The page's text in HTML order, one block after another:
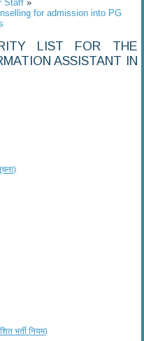
Staff »
for admission into PG
LIST FOR THE
ASSISTANT IN
भर्ती नियम)